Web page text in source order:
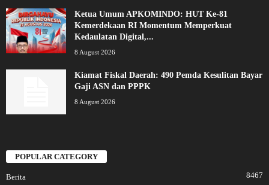
Ketua Umum APKOMINDO: HUT Ke-81
Kemerdekaan RI Momentum Memperkuat
Kedaulatan Digital,...
8 August 2026
Kiamat Fiskal Daerah: 490 Pemda Kesulitan Bayar
Gaji ASN dan PPPK
8 August 2026
POPULAR CATEGORY
Berita 8467